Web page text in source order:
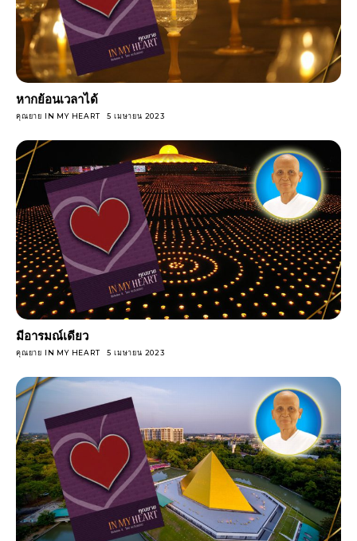
หากย้อนเวลาได้
คุณยาย IN MY HEART 5 เมษายน 2023
มีอารมณ์เดียว
คุณยาย IN MY HEART 5 เมษายน 2023